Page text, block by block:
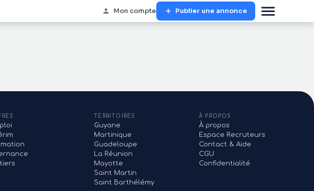
Mon compte Publier une annonce
TERRITOIRES
Guyane
Martinique
Guadeloupe
La Réunion
Mayotte
Saint Martin
Saint Barthélémy
À PROPOS
À propos
Espace Recruteurs
Contact & Aide
CGU
Confidentialité